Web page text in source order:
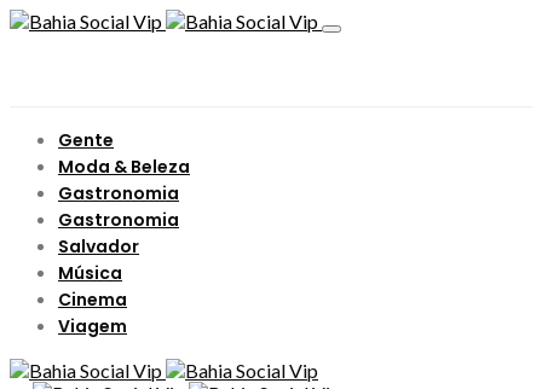
Gente
Moda & Beleza
Gastronomia
Gastronomia
Salvador
Música
Cinema
Viagem